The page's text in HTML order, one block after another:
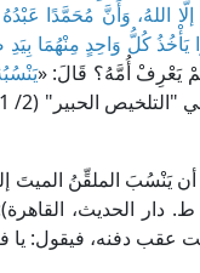
اللهُ، وَأَنَّ مُحَمَّدًا
يَأْخُذُ كُلُّ وَاحِدٍ مِنْهُمَا
يَعْرِفْ أُمَّهُ؟ قَالَ: «
يَنْسُبَ الملقِّنُ الميتَ
المالكي في "الدر الثمين" (ص:
دفنه، فيقول: يا فلان